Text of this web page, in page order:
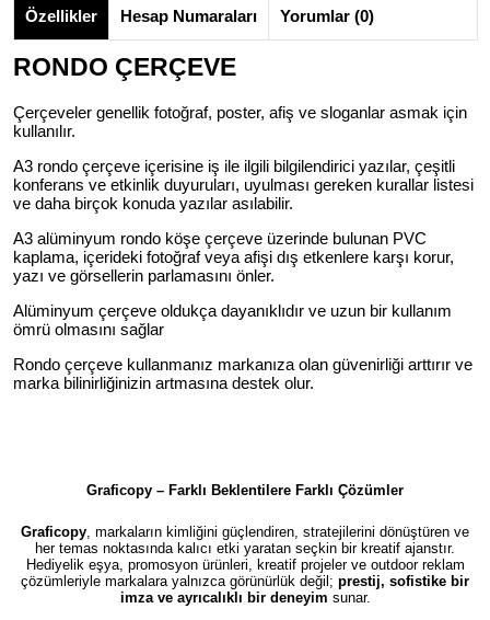
Özellikler Hesap Numaraları Yorumlar (0)
RONDO ÇERÇEVE
Çerçeveler genellik fotoğraf, poster, afiş ve sloganlar asmak için
kullanılır.
A3 rondo çerçeve içerisine iş ile ilgili bilgilendirici yazılar, çeşitli
konferans ve etkinlik duyuruları, uyulması gereken kurallar listesi
ve daha birçok konuda yazılar asılabilir.
A3 alüminyum rondo köşe çerçeve üzerinde bulunan PVC
kaplama, içerideki fotoğraf veya afişi dış etkenlere karşı korur,
yazı ve görsellerin parlamasını önler.
Alüminyum çerçeve oldukça dayanıklıdır ve uzun bir kullanım
ömrü olmasını sağlar
Rondo çerçeve kullanmanız markanıza olan güvenirliği arttırır ve
marka bilinirliğinizin artmasına destek olur.
Graficopy – Farklı Beklentilere Farklı Çözümler
Graficopy , markaların kimliğini güçlendiren, stratejilerini dönüştüren ve
her temas noktasında kalıcı etki yaratan seçkin bir kreatif ajanstır.
Hediyelik eşya, promosyon ürünleri, kreatif projeler ve outdoor reklam
çözümleriyle markalara yalnızca görünürlük değil; prestij, sofistike bir
imza ve ayrıcalıklı bir deneyim sunar.